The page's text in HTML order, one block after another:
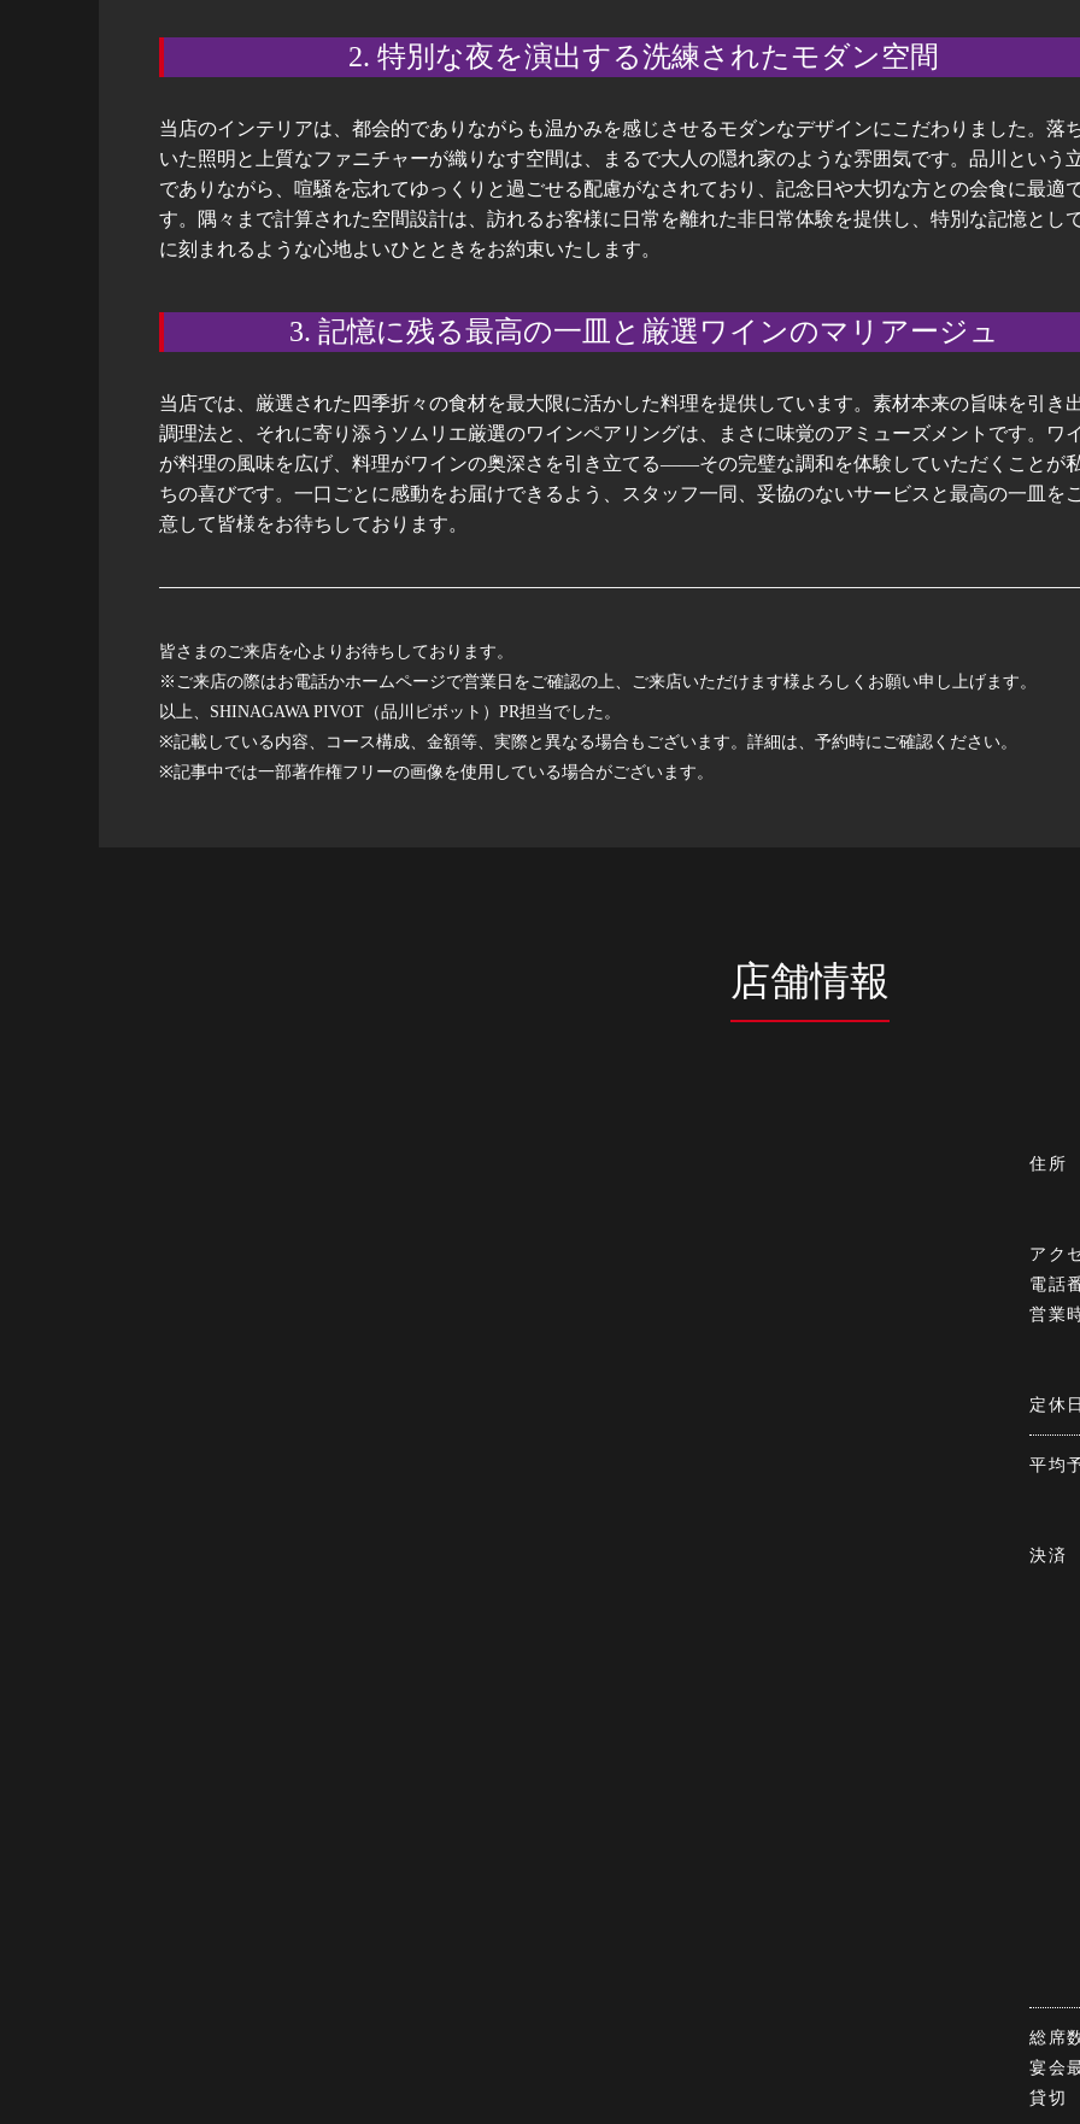
2. 特別な夜を演出する洗練されたモダン空間
当店のインテリアは、都会的でありながらも温かみを感じさせるモダンなデザインにこだわりました。落
いた照明と上質なファニチャーが織りなす空間は、まるで大人の隠れ家のような雰囲気です。品川という
でありながら、喧騒を忘れてゆっくりと過ごせる配慮がなされており、記念日や大切な方との会食に最適
す。隅々まで計算された空間設計は、訪れるお客様に日常を離れた非日常体験を提供し、特別な記憶とし
に刻まれるような心地よいひとときをお約束いたします。
3. 記憶に残る最高の一皿と厳選ワインのマリアージュ
当店では、厳選された四季折々の食材を最大限に活かした料理を提供しています。素材本来の旨味を引き
調理法と、それに寄り添うソムリエ厳選のワインペアリングは、まさに味覚のアミューズメントです。ワ
が料理の風味を広げ、料理がワインの奥深さを引き立てる——その完璧な調和を体験していただくことが
ちの喜びです。一口ごとに感動をお届けできるよう、スタッフ一同、妥協のないサービスと最高の一皿を
意して皆様をお待ちしております。
皆さまのご来店を心よりお待ちしております。
※ご来店の際はお電話かホームページで営業日をご確認の上、ご来店いただけます様よろしくお願い申し上げます。
以上、SHINAGAWA PIVOT（品川ピボット）PR担当でした。
※記載している内容、コース構成、金額等、実際と異なる場合もございます。詳細は、予約時にご確認ください。
※記事中では一部著作権フリーの画像を使用している場合がございます。
店舗情報
住所
アク
電話
営業
定休
平均
決済
総席
宴会
貸切